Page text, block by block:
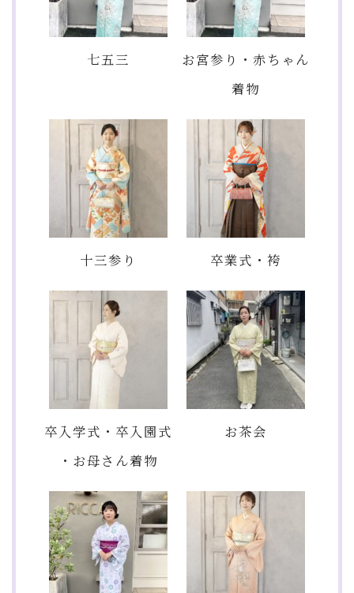
七五三
お宮参り・赤ちゃん
着物
十三参り 卒業式・袴
卒入学式・卒入園式
・お母さん着物
お茶会